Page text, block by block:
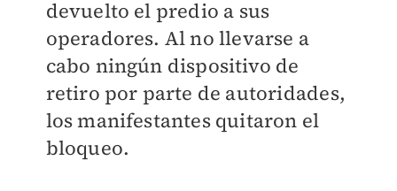
devuelto el predio a sus
operadores. Al no llevarse a
cabo ningún dispositivo de
retiro por parte de autoridades,
los manifestantes quitaron el
bloqueo.